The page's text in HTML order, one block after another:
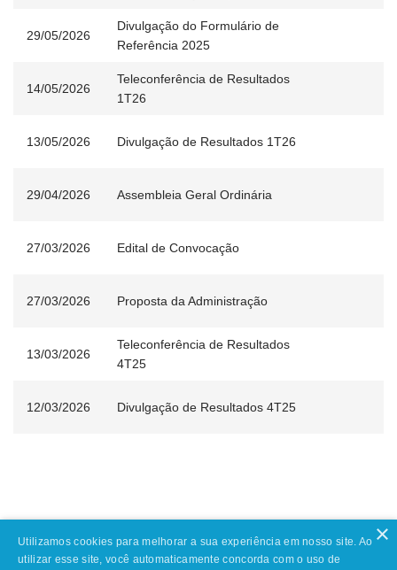
29/05/2026
Divulgação do Formulário de
Referência 2025
14/05/2026
Teleconferência de Resultados
1T26
13/05/2026 Divulgação de Resultados 1T26
29/04/2026 Assembleia Geral Ordinária
27/03/2026 Edital de Convocação
27/03/2026 Proposta da Administração
13/03/2026
Teleconferência de Resultados
4T25
12/03/2026 Divulgação de Resultados 4T25
×
Utilizamos cookies para melhorar a sua experiência em nosso site. Ao
utilizar esse site, você automaticamente concorda com o uso de